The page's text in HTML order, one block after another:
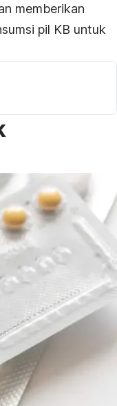
memberikan
pil KB untuk